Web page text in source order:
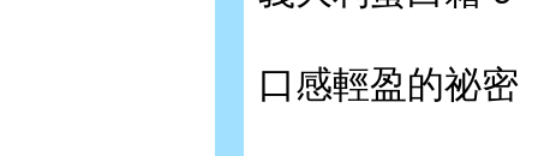
口感輕盈的祕密